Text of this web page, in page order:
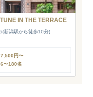
IN THE TERRACE
(新潟駅から徒歩10分)
7,500円〜
6〜180名